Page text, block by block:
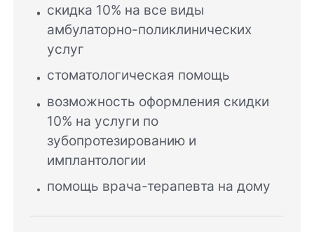
скидка 10% на все виды
амбулаторно-поликлинических
услуг
стоматологическая помощь
возможность оформления скидки
10% на услуги по
зубопротезированию и
имплантологии
помощь врача-терапевта на дому